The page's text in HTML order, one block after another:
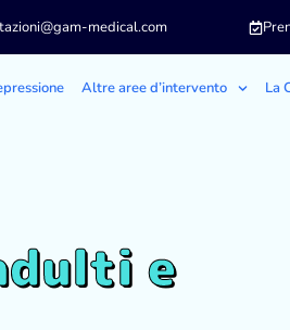
medical.com
Altre aree d’intervento La
e